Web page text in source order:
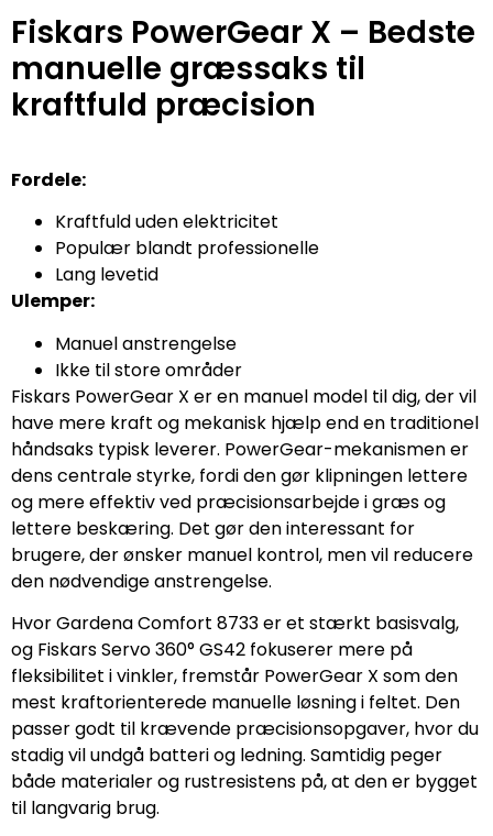
Fiskars PowerGear X – Bedste
manuelle græssaks til
kraftfuld præcision
Fordele:
Kraftfuld uden elektricitet
Populær blandt professionelle
Lang levetid
Ulemper:
Manuel anstrengelse
Ikke til store områder
Fiskars PowerGear X er en manuel model til dig, der vil
have mere kraft og mekanisk hjælp end en traditionel
håndsaks typisk leverer. PowerGear-mekanismen er
dens centrale styrke, fordi den gør klipningen lettere
og mere effektiv ved præcisionsarbejde i græs og
lettere beskæring. Det gør den interessant for
brugere, der ønsker manuel kontrol, men vil reducere
den nødvendige anstrengelse.
Hvor Gardena Comfort 8733 er et stærkt basisvalg,
og Fiskars Servo 360° GS42 fokuserer mere på
fleksibilitet i vinkler, fremstår PowerGear X som den
mest kraftorienterede manuelle løsning i feltet. Den
passer godt til krævende præcisionsopgaver, hvor du
stadig vil undgå batteri og ledning. Samtidig peger
både materialer og rustresistens på, at den er bygget
til langvarig brug.